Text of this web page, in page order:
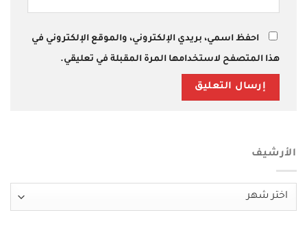
احفظ اسمي، بريدي الإلكتروني، والموقع الإلكتروني في
هذا المتصفح لاستخدامها المرة المقبلة في تعليقي.
الأرشيف
الأرشيف